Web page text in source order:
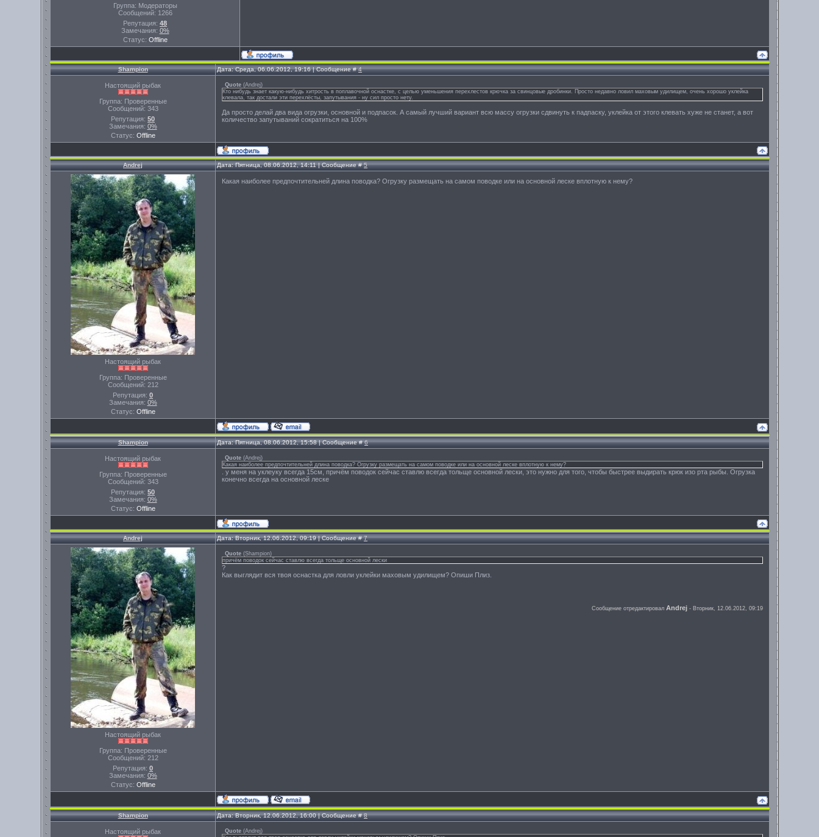
Группа: Модераторы
Сообщений: 1266
Репутация: 48
Замечания: 0%
Статус: Offline
Shampion Дата: Среда, 06.06.2012, 19:16 | Сообщение #4
Настоящий рыбак
Группа: Проверенные
Сообщений: 343
Репутация: 50
Замечания: 0%
Статус: Offline
Quote (Andrej)
Кто нибудь знает какую-нибудь хитрость в поплавочной оснастке, с целью уменьшения перехлестов крючка за свинцовые дробинки. Просто недавно ловил маховым удилищем, очень хорошо уклейка
клевала, так достали эти перехлёсты, запутывания - ну сил просто нету.
Да просто делай два вида огрузки, основной и подпасок. А самый лучший вариант всю массу огрузки сдвинуть к падпаску, уклейка от этого клевать хуже не станет, а вот
количество запутываний сократиться на 100%
Andrej Дата: Пятница, 08.06.2012, 14:11 | Сообщение #5
Настоящий рыбак
Группа: Проверенные
Сообщений: 212
Репутация: 0
Замечания: 0%
Статус: Offline
Какая наиболее предпочтительней длина поводка? Огрузку размещать на самом поводке или на основной леске вплотную к нему?
Shampion Дата: Пятница, 08.06.2012, 15:58 | Сообщение #6
Настоящий рыбак
Группа: Проверенные
Сообщений: 343
Репутация: 50
Замечания: 0%
Статус: Offline
Quote (Andrej)
Какая наиболее предпочтительней длина поводка? Огрузку размещать на самом поводке или на основной леске вплотную к нему?
. у меня на уклеуку всегда 15см, причём поводок сейчас ставлю всегда тольще основной лески, это нужно для того, чтобы быстрее выдирать крюк изо рта рыбы. Огрузка
конечно всегда на основной леске
Andrej Дата: Вторник, 12.06.2012, 09:19 | Сообщение #7
Настоящий рыбак
Группа: Проверенные
Сообщений: 212
Репутация: 0
Замечания: 0%
Статус: Offline
Quote (Shampion)
причём поводок сейчас ставлю всегда тольще основной лески
?
Как выглядит вся твоя оснастка для ловли уклейки маховым удилищем? Опиши Плиз.
Сообщение отредактировал Andrej - Вторник, 12.06.2012, 09:19
Shampion Дата: Вторник, 12.06.2012, 16:00 | Сообщение #8
Настоящий рыбак Quote (Andrej)